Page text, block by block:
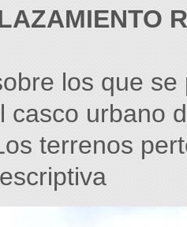
los que
casco urbano
terrenos